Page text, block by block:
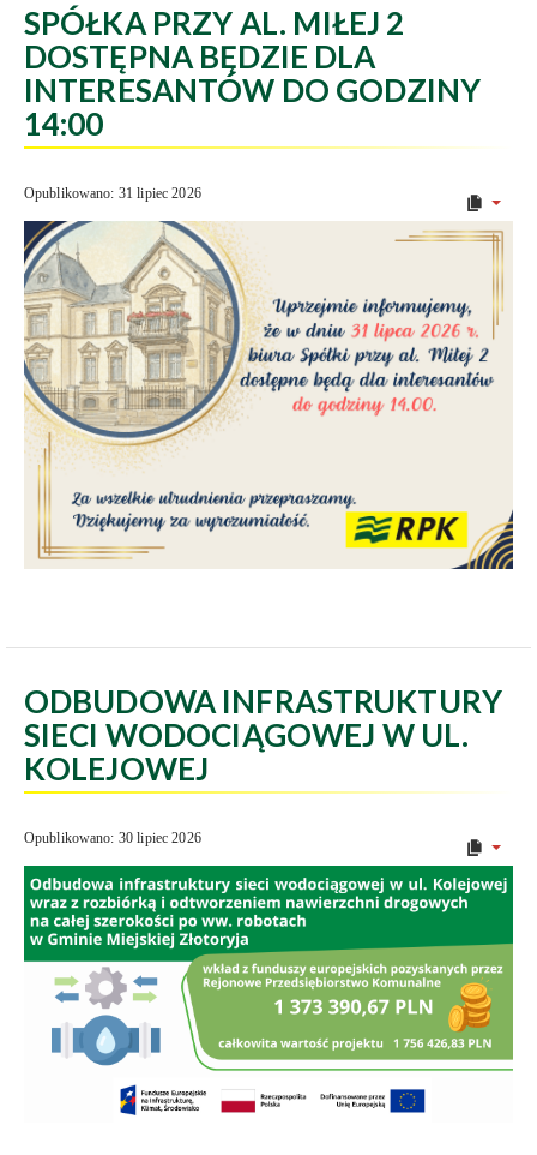
SPÓŁKA PRZY AL. MIŁEJ 2
DOSTĘPNA BĘDZIE DLA
INTERESANTÓW DO GODZINY
14:00
Opublikowano: 31 lipiec 2026
ODBUDOWA INFRASTRUKTURY
SIECI WODOCIĄGOWEJ W UL.
KOLEJOWEJ
Opublikowano: 30 lipiec 2026